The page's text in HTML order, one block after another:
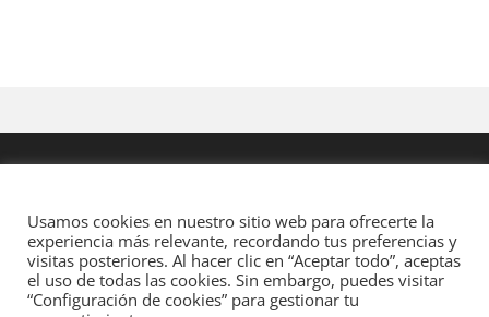
Usamos cookies en nuestro sitio web para ofrecerte la
experiencia más relevante, recordando tus preferencias y
visitas posteriores. Al hacer clic en “Aceptar todo”, aceptas
el uso de todas las cookies. Sin embargo, puedes visitar
“Configuración de cookies” para gestionar tu